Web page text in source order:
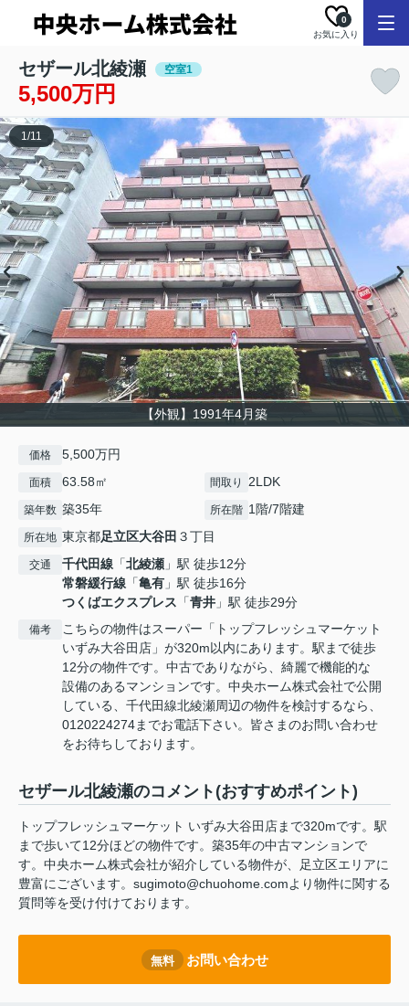
お気に入り
0
セザール北綾瀬 空室1
5,500万円
【外観】1991年4月築
1/11
価格 5,500万円
面積 63.58㎡ 間取り 2LDK
築年数 築35年 所在階 1階/7階建
所在地 東京都足立区大谷田 ３丁目
交通 千代田線 「北綾瀬 」駅 徒歩12分
常磐緩行線 「亀有 」駅 徒歩16分
つくばエクスプレス 「青井 」駅 徒歩29分
備考
こちらの物件はスーパー「トップフレッシュマーケット
いずみ大谷田店」が320m以内にあります。駅まで徒歩
12分の物件です。中古でありながら、綺麗で機能的な
設備のあるマンションです。中央ホーム株式会社で公開
している、千代田線北綾瀬周辺の物件を検討するなら、
0120224274までお電話下さい。皆さまのお問い合わせ
をお待ちしております。
セザール北綾瀬のコメント(おすすめポイント)
トップフレッシュマーケット いずみ大谷田店まで320mです。駅
まで歩いて12分ほどの物件です。築35年の中古マンションで
す。中央ホーム株式会社が紹介している物件が、足立区エリアに
豊富にございます。sugimoto@chuohome.comより物件に関する
質問等を受け付けております。
無料 お問い合わせ